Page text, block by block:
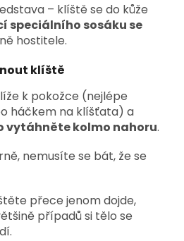
– klíště se do kůže
speciálního sosáku se
hostitele.
klíště
k pokožce (nejlépe
háčkem na klíšťata) a
vytáhněte kolmo nahoru.
nemusíte se bát, že se
přece jenom dojde,
případů si tělo se